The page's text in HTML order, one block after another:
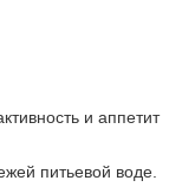
и аппетит
питьевой воде.